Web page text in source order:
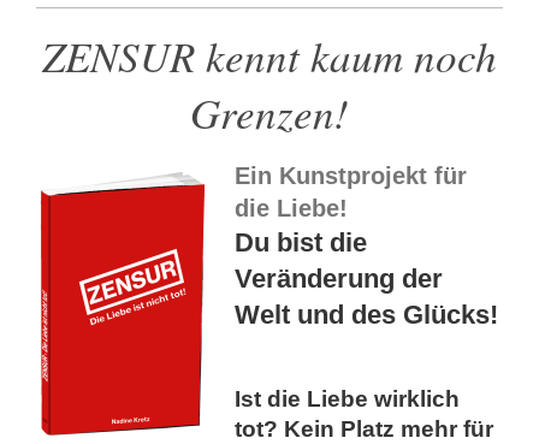
ZENSUR kennt kaum noch
Grenzen!
Ein Kunstprojekt für
die Liebe!
Du bist die
Veränderung der
Welt und des Glücks!
Ist die Liebe wirklich
tot? Kein Platz mehr für